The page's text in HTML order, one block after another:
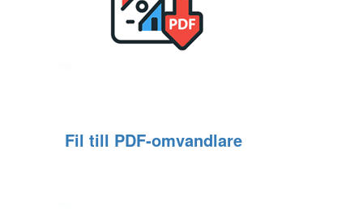
Fil till PDF‑omvandlare